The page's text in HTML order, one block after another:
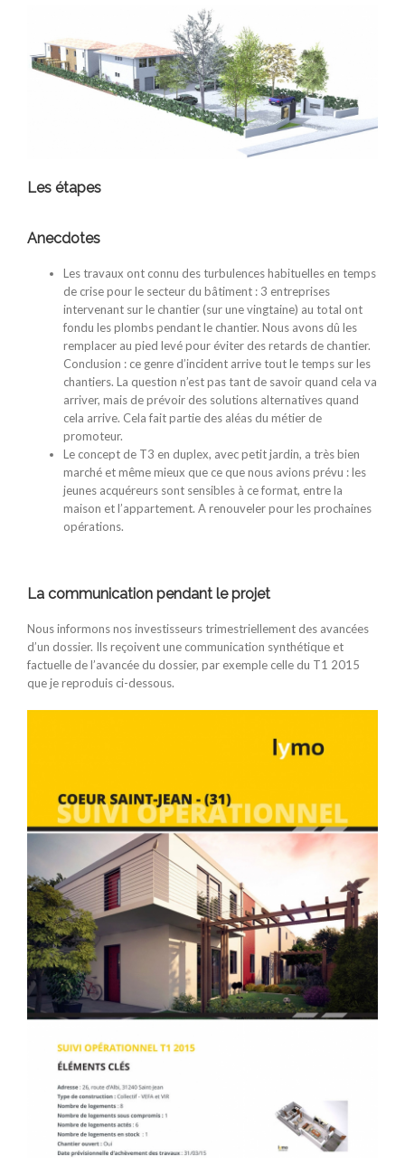
Les étapes
Anecdotes
Les travaux ont connu des turbulences habituelles en temps
de crise pour le secteur du bâtiment : 3 entreprises
intervenant sur le chantier (sur une vingtaine) au total ont
fondu les plombs pendant le chantier. Nous avons dû les
remplacer au pied levé pour éviter des retards de chantier.
Conclusion : ce genre d’incident arrive tout le temps sur les
chantiers. La question n’est pas tant de savoir quand cela va
arriver, mais de prévoir des solutions alternatives quand
cela arrive. Cela fait partie des aléas du métier de
promoteur.
Le concept de T3 en duplex, avec petit jardin, a très bien
marché et même mieux que ce que nous avions prévu : les
jeunes acquéreurs sont sensibles à ce format, entre la
maison et l’appartement. A renouveler pour les prochaines
opérations.
La communication pendant le projet
Nous informons nos investisseurs trimestriellement des avancées
d’un dossier. Ils reçoivent une communication synthétique et
factuelle de l’avancée du dossier, par exemple celle du T1 2015
que je reproduis ci-dessous.